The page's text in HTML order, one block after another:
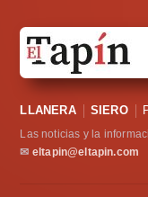
Sociedad
Política
LLANERA SIERO
Las noticias y la
✉ eltapin@eltapin.com